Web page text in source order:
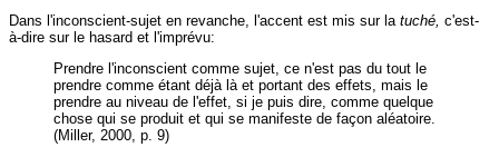
Dans l'inconscient-sujet en revanche, l'accent est mis sur la tuché, c'est-
à-dire sur le hasard et l'imprévu:
Prendre l'inconscient comme sujet, ce n'est pas du tout le
prendre comme étant déjà là et portant des effets, mais le
prendre au niveau de l'effet, si je puis dire, comme quelque
chose qui se produit et qui se manifeste de façon aléatoire.
(Miller, 2000, p. 9)